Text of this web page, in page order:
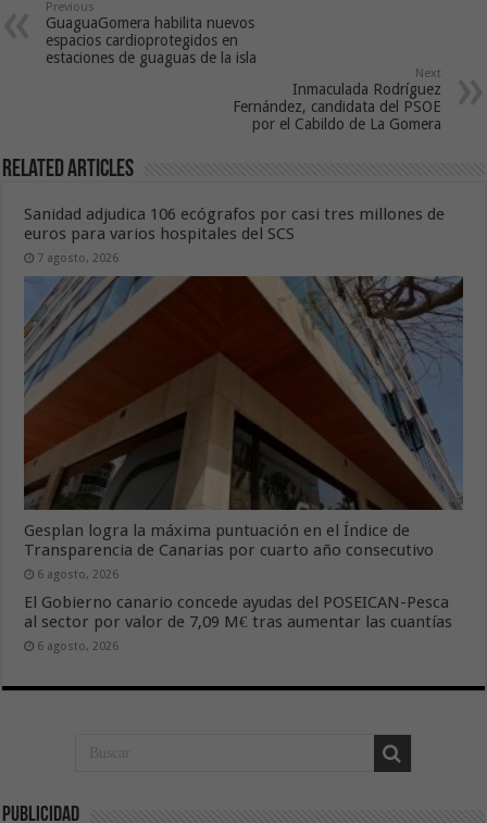
Previous
GuaguaGomera habilita nuevos
espacios cardioprotegidos en
estaciones de guaguas de la isla
Next
Inmaculada Rodríguez
Fernández, candidata del PSOE
por el Cabildo de La Gomera
Related Articles
Sanidad adjudica 106 ecógrafos por casi tres millones de
euros para varios hospitales del SCS
7 agosto, 2026
Gesplan logra la máxima puntuación en el Índice de
Transparencia de Canarias por cuarto año consecutivo
6 agosto, 2026
El Gobierno canario concede ayudas del POSEICAN-Pesca
al sector por valor de 7,09 M€ tras aumentar las cuantías
6 agosto, 2026
Publicidad